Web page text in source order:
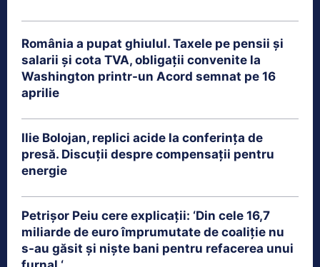
România a pupat ghiulul. Taxele pe pensii și
salarii și cota TVA, obligații convenite la
Washington printr-un Acord semnat pe 16
aprilie
Ilie Bolojan, replici acide la conferința de
presă. Discuții despre compensații pentru
energie
Petrişor Peiu cere explicații: ‘Din cele 16,7
miliarde de euro împrumutate de coaliţie nu
s-au găsit şi nişte bani pentru refacerea unui